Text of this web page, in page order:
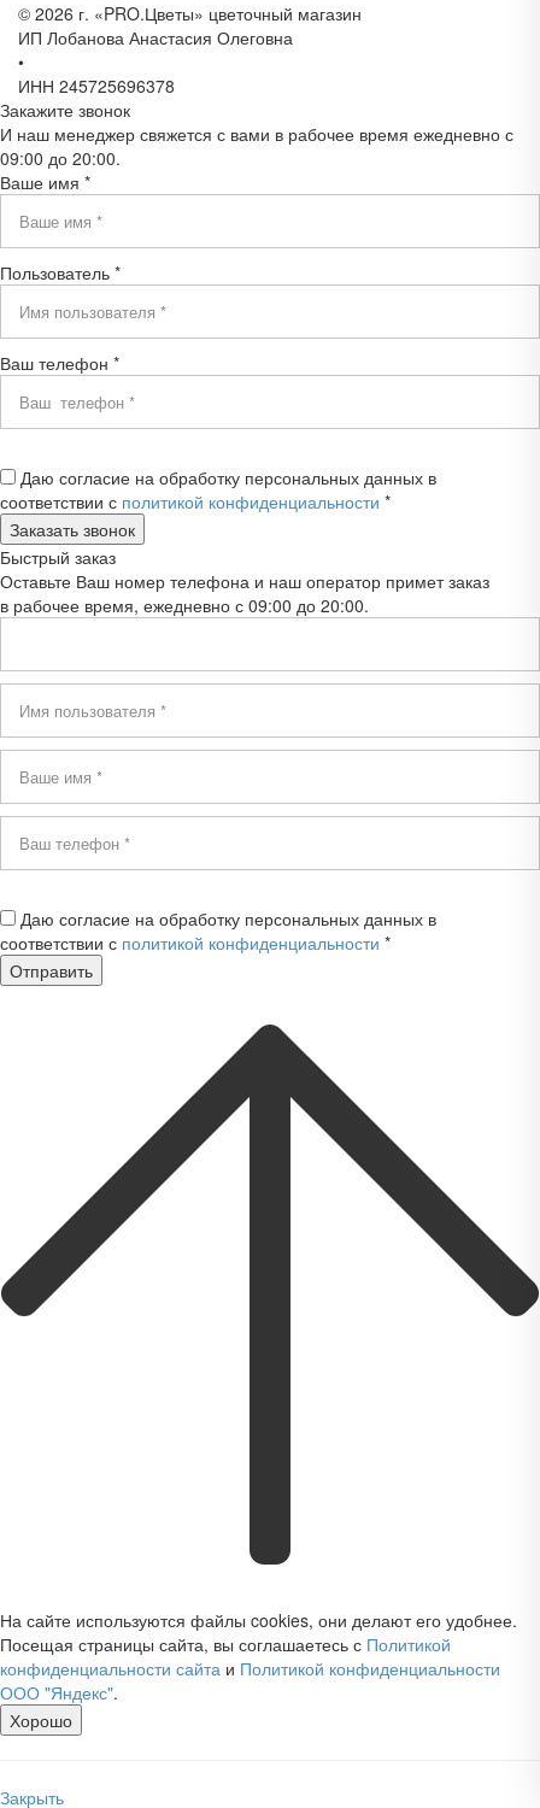
© 2026 г. «PRO.Цветы» цветочный магазин
ИП Лобанова Анастасия Олеговна
•
ИНН 245725696378
Закажите звонок
И наш менеджер свяжется с вами в рабочее время ежедневно с
09:00 до 20:00.
Ваше имя *
Пользователь *
Ваш телефон *
Даю согласие на обработку персональных данных в
соответствии с политикой конфиденциальности *
Быстрый заказ
Оставьте Ваш номер телефона и наш оператор примет заказ
в рабочее время, ежедневно с 09:00 до 20:00.
Даю согласие на обработку персональных данных в
соответствии с политикой конфиденциальности *
На сайте используются файлы cookies, они делают его удобнее.
Посещая страницы сайта, вы соглашаетесь с Политикой
конфиденциальности сайта и Политикой конфиденциальности
ООО "Яндекс".
Хорошо
Закрыть